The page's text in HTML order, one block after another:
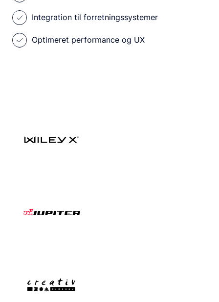
Integration til forretningssystemer
Optimeret performance og UX